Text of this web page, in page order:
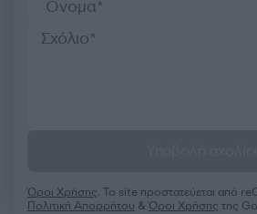
Όροι Χρήσης. Το site προστατεύεται από
Πολιτική Απορρήτου &Όροι Χρήσης της